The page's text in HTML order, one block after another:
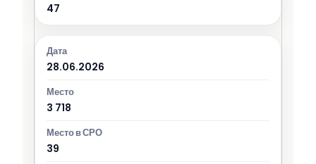
47
28.06.2026
3 718
39